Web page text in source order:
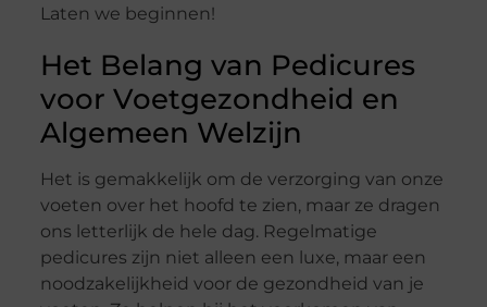
Laten we beginnen!
Het Belang van Pedicures
voor Voetgezondheid en
Algemeen Welzijn
Het is gemakkelijk om de verzorging van onze
voeten over het hoofd te zien, maar ze dragen
ons letterlijk de hele dag. Regelmatige
pedicures zijn niet alleen een luxe, maar een
noodzakelijkheid voor de gezondheid van je